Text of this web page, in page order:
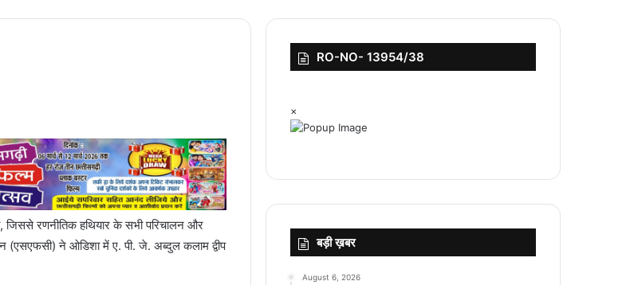
जिससे रणनीतिक हथियार के सभी परिचालन और
(एसएफसी) ने ओडिशा में ए. पी. जे. अब्दुल कलाम द्वीप
RO-NO- 13954/38
×
बड़ी ख़बर
August 6, 2026